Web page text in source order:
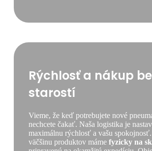
Rýchlosť a nákup
starostí
Vieme, že keď potrebujete nové
nechcete čakať. Naša logistika je
maximálnu rýchlosť a vašu
väčšinu produktov máme fyzicky na